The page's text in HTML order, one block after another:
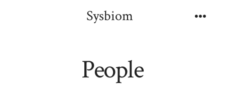
Sysbiom
People